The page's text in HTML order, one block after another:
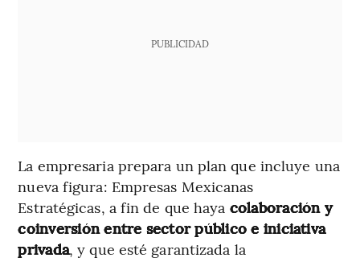
PUBLICIDAD
La empresaria prepara un plan que incluye una
nueva figura: Empresas Mexicanas
Estratégicas, a fin de que haya colaboración y
coinversión entre sector público e iniciativa
privada, y que esté garantizada la